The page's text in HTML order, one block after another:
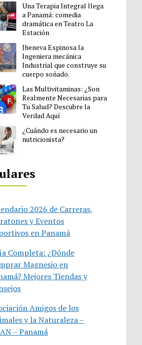
Una Terapia Integral llega
a Panamá: comedia
dramática en Teatro La
Estación
Jheneva Espinosa la
Ingeniera mecánica
Industrial que construye su
cuerpo soñado.
Las Multivitaminas: ¿Son
Realmente Necesarias para
Tu Salud? Descubre la
Verdad Aquí
¿Cuándo es necesario un
nutricionista?
2026 de Carreras,
y Eventos
en Panamá
Completa: ¿Dónde
Magnesio en
Mejores Tiendas y
Amigos de los
y la Naturaleza –
– Panamá